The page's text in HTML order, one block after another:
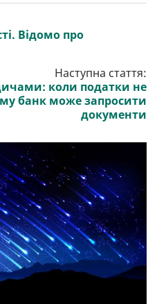
Відомо про
Наступна стаття:
коли податки не
банк може запросити
документи